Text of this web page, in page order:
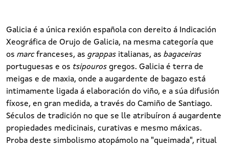
Galicia é a única rexión española con dereito á Indicación
Xeográfica de Orujo de Galicia, na mesma categoría que
os marcfranceses, as grappas italianas, as bagaceiras
portuguesas e os tsipouros gregos. Galicia é terra de
meigas e de maxia, onde a augardente de bagazo está
intimamente ligada á elaboración do viño, e a súa difusión
fíxose, en gran medida, a través do Camiño de Santiago.
Séculos de tradición no que se lle atribuíron á augardente
propiedades medicinais, curativas e mesmo máxicas.
Proba deste simbolismo atopámolo na "queimada", ritual